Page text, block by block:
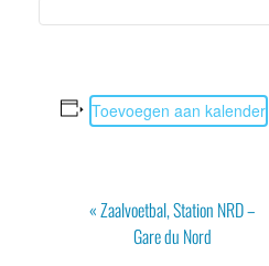
Toevoegen aan kalender
Evenement
«Zaalvoetbal, Station NRD –
Gare du Nord